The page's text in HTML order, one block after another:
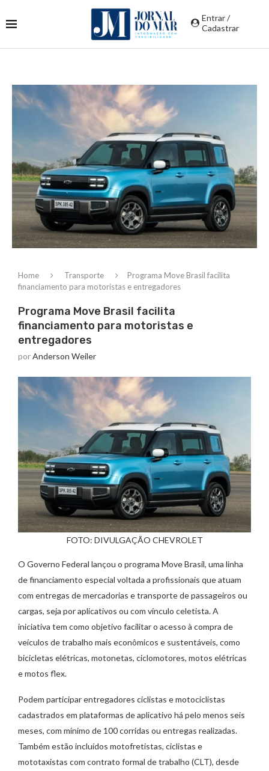
Entrar /
Cadastrar
Home Transporte
Programa Move Brasil facilita
financiamento para motoristas e entregadores
Programa Move Brasil facilita
financiamento para motoristas e
entregadores
porAnderson Weiler
FOTO: DIVULGAÇÃO CHEVROLET
O Governo Federal lançou o programa Move Brasil, uma linha
de financiamento especial voltada a profissionais que atuam
com entregas de mercadorias e transporte de passageiros ou
cargas, seja por aplicativos ou com vínculo celetista. A
iniciativa tem como objetivo facilitar o acesso à compra de
veículos de trabalho mais econômicos e sustentáveis, como
bicicletas elétricas, motonetas, ciclomotores, motos elétricas
e motos flex.
Podem participar entregadores ciclistas e motociclistas
cadastrados em plataformas de aplicativo há pelo menos seis
meses, com mínimo de 100 corridas ou entregas realizadas.
Também estão incluídos motofretistas, ciclistas e
mototaxistas com contrato formal de trabalho (CLT), desde